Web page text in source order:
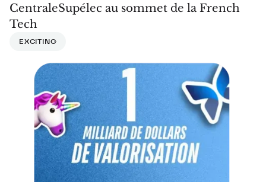
CentraleSupélec au sommet de la French
Tech
EXCITING